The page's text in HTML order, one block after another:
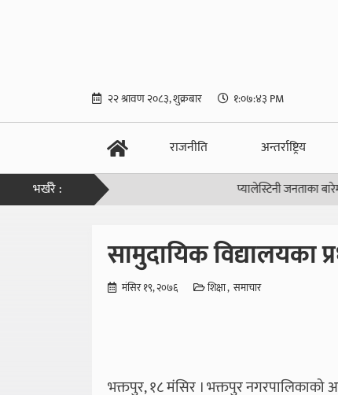
२२ श्रावण २०८३, शुक्रबार १:०७:४४ PM
राजनीति अन्तर्राष्ट्रिय
भर्खरै :
प्यालेस्टिनी जनताका बारेमा
सामुदायिक विद्यालयका
मंसिर १९, २०७६ शिक्षा समाचार
भक्तपुर, १८ मंसिर । भक्तपुर नगरपालिकाको